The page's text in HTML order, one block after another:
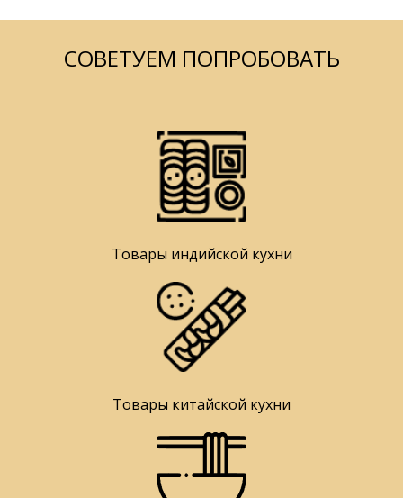
СОВЕТУЕМ ПОПРОБОВАТЬ
Товары индийской кухни
Товары китайской кухни